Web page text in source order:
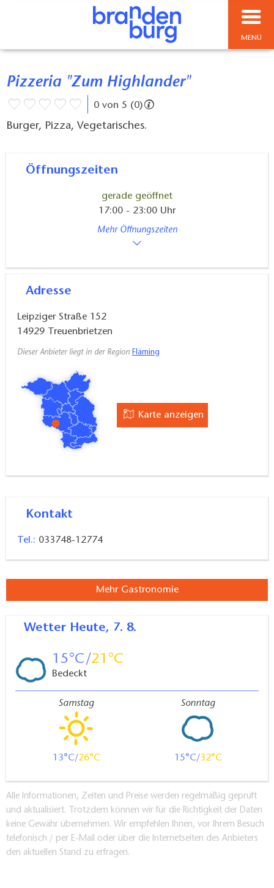
MENÜ
Pizzeria "Zum Highlander"
0 von 5 (0)
Burger, Pizza, Vegetarisches.
Öffnungszeiten
gerade geöffnet
17:00 - 23:00 Uhr
Mehr Öffnungszeiten
Adresse
Leipziger Straße 152
14929
Treuenbrietzen
Dieser Anbieter liegt in der Region Fläming
Karte anzeigen
Kontakt
Tel.: 033748-12774
Mehr Gastronomie
Wetter Heute, 7. 8.
15 21
Bedeckt
Samstag
13 26
Sonntag
15 32
Alle Informationen, Zeiten und Preise werden regelmäßig geprüft
und aktualisiert. Trotzdem können wir für die Richtigkeit der Daten
keine Gewähr übernehmen. Wir empfehlen Ihnen, vor Ihrem Besuch
telefonisch / per E-Mail oder über die Internetseiten des Anbieters
den aktuellen Stand zu erfragen.